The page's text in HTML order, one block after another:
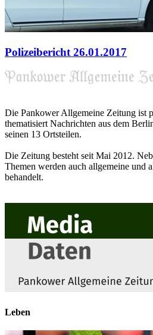
Polizeibericht 26.01.2017
Die Pankower Allgemeine Zeitung ist
thematisiert Nachrichten aus dem
seinen 13 Ortsteilen.
Die Zeitung besteht seit Mai 2012.
Themen werden auch allgemeine und
behandelt.
Leben